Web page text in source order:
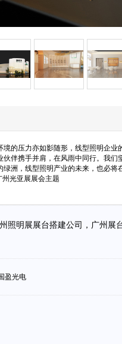
的压力亦如影随形，线型照明企
伴携手并肩，在风雨中同行。我
洲，线型照明产业的未来，也必
州光亚展展会主题
照明展展台搭建公司，广州
盈光电